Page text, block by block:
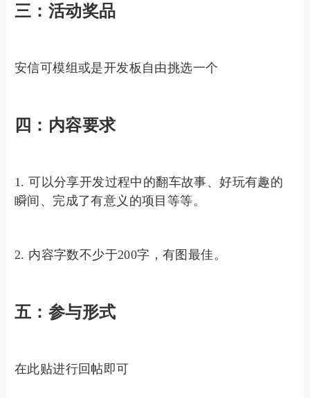
三：活动奖品
安信可模组或是开发板自由挑选一个
四：内容要求
1. 可以分享开发过程中的翻车故事、好玩有趣的
瞬间、完成了有意义的项目等等。
2. 内容字数不少于200字，有图最佳。
五：参与形式
在此贴进行回帖即可